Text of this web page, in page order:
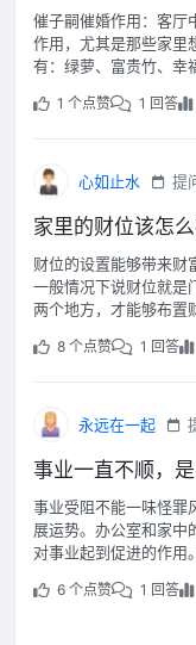
催子嗣催婚作用：客厅
作用，尤其是那些家里
有：绿萝、富贵竹、幸
1 个点赞 1 回答
心如止水 提
家里的财位该怎
财位的设置能够带来财
一般情况下说财位就是
两个地方，才能够布置
8 个点赞 1 回答
永远在一起
事业一直不顺，
事业受阻不能一味怪罪
展运势。办公室和家中
对事业起到促进的作用
6 个点赞 1 回答